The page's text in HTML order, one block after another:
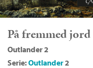
På fremmed jord
Outlander 2
Serie:Outlander2